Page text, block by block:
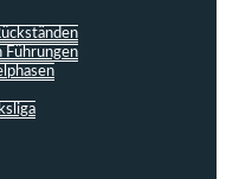
Führungen